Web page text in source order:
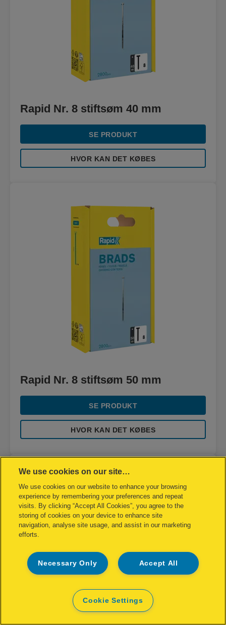
Rapid Nr. 8 stiftsøm 40 mm
SE PRODUKT
HVOR KAN DET KØBES
Rapid Nr. 8 stiftsøm 50 mm
SE PRODUKT
HVOR KAN DET KØBES
We use cookies on our site…
We use cookies on our website to enhance your browsing
experience by remembering your preferences and repeat
visits. By clicking “Accept All Cookies”, you agree to the
storing of cookies on your device to enhance site
navigation, analyse site usage, and assist in our marketing
efforts.
Accept All
Necessary Only
Cookie Settings